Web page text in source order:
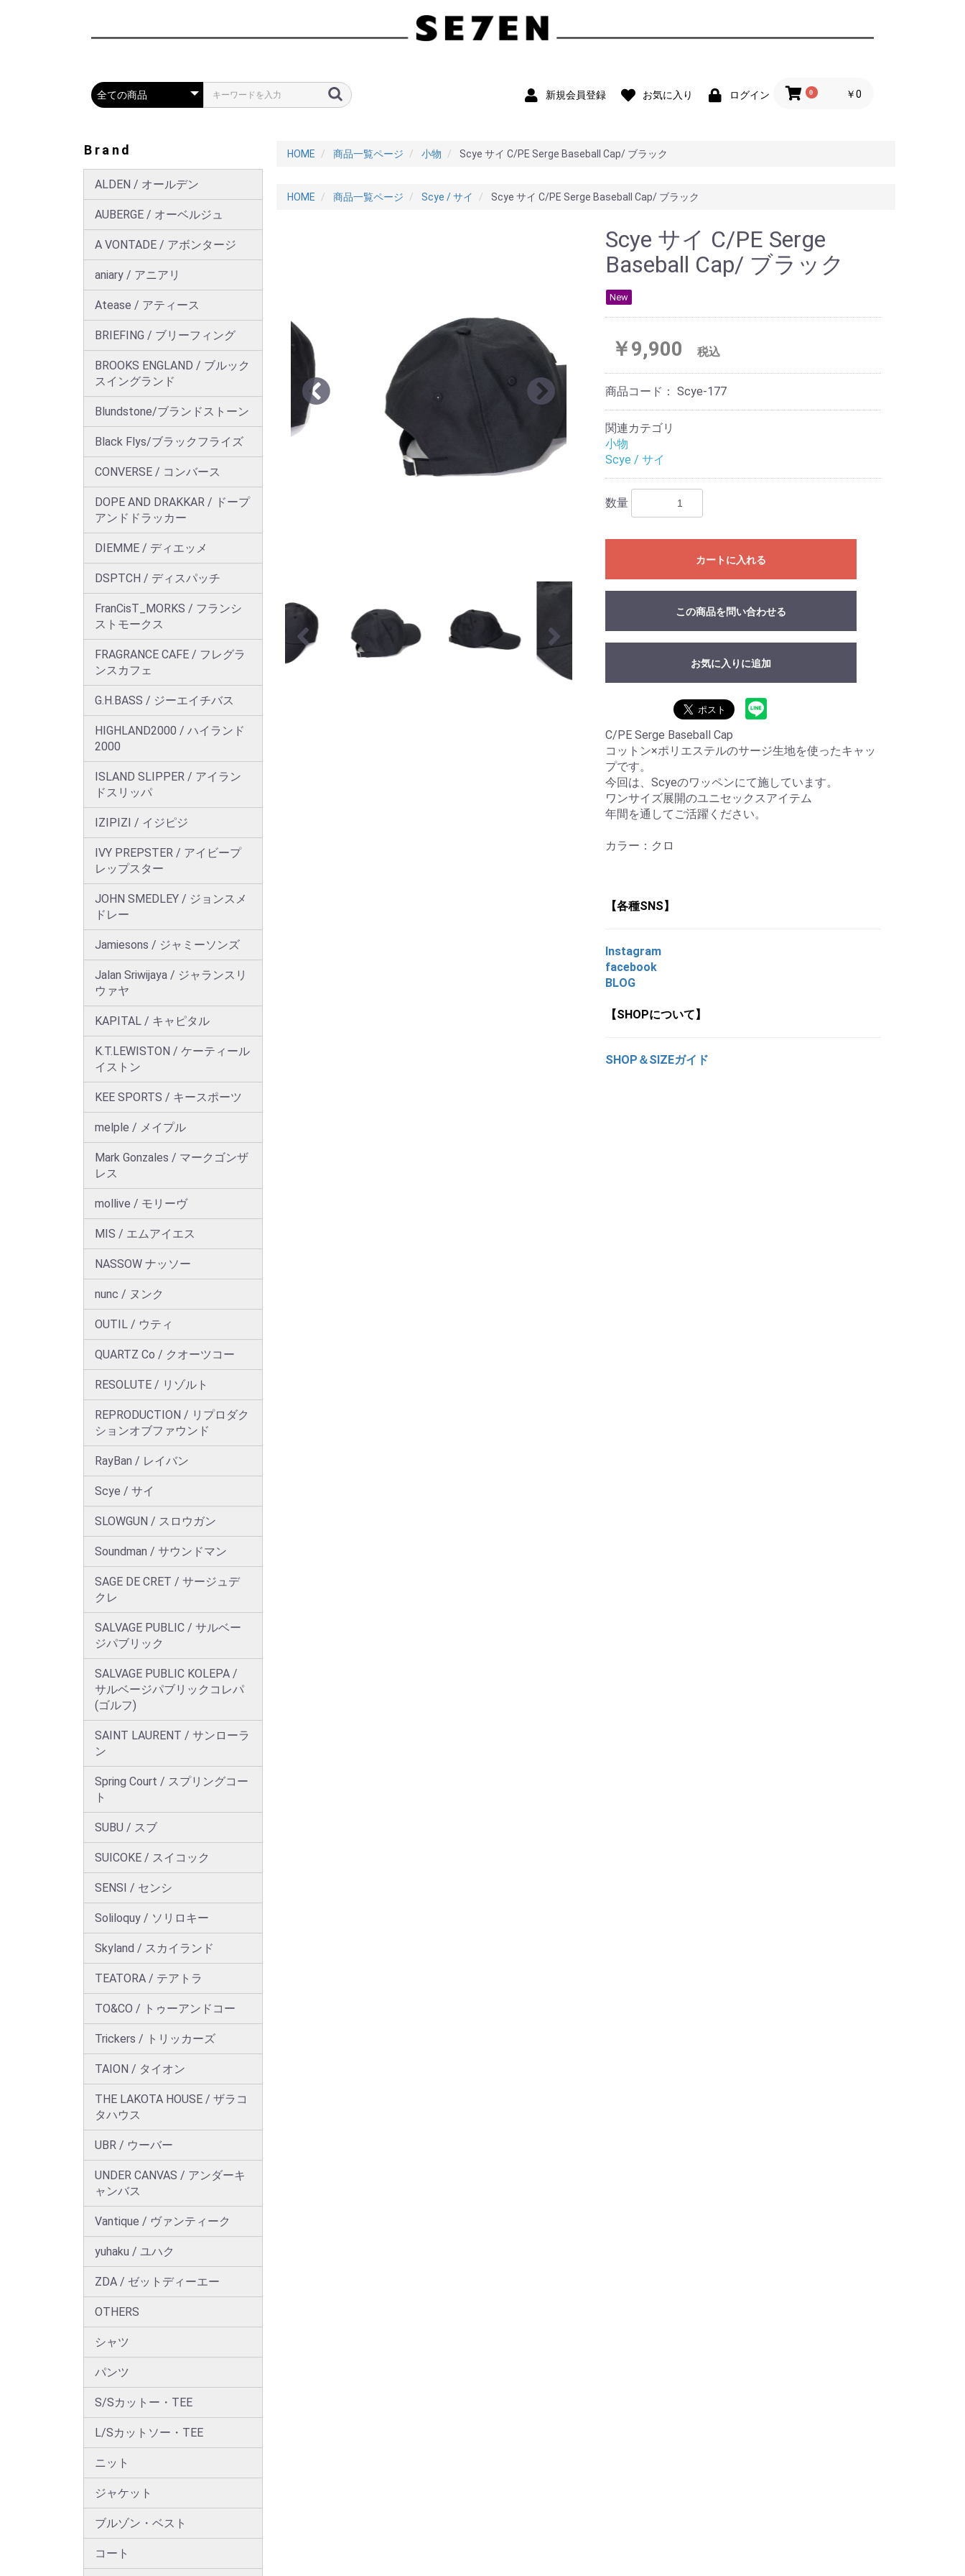
新規会員登録 お気に入り ログイン 0 ￥0
Brand
ALDEN / オールデン
AUBERGE / オーベルジュ
A VONTADE / アボンタージ
aniary / アニアリ
Atease / アティース
BRIEFING / ブリーフィング
BROOKS ENGLAND / ブルック
スイングランド
Blundstone/ブランドストーン
Black Flys/ブラックフライズ
CONVERSE / コンバース
DOPE AND DRAKKAR / ドープ
アンドドラッカー
DIEMME / ディエッメ
DSPTCH / ディスパッチ
FranCisT_MORKS / フランシ
ストモークス
FRAGRANCE CAFE / フレグラ
ンスカフェ
G.H.BASS / ジーエイチバス
HIGHLAND2000 / ハイランド
2000
ISLAND SLIPPER / アイラン
ドスリッパ
IZIPIZI / イジピジ
IVY PREPSTER / アイビープ
レップスター
JOHN SMEDLEY / ジョンスメ
ドレー
Jamiesons / ジャミーソンズ
Jalan Sriwijaya / ジャランスリ
ウァヤ
KAPITAL / キャピタル
K.T.LEWISTON / ケーティール
イストン
KEE SPORTS / キースポーツ
melple / メイプル
Mark Gonzales / マークゴンザ
レス
mollive / モリーヴ
MIS / エムアイエス
NASSOW ナッソー
nunc / ヌンク
OUTIL / ウティ
QUARTZ Co / クオーツコー
RESOLUTE / リゾルト
REPRODUCTION / リプロダク
ションオブファウンド
RayBan / レイバン
Scye / サイ
SLOWGUN / スロウガン
Soundman / サウンドマン
SAGE DE CRET / サージュデ
クレ
SALVAGE PUBLIC / サルベー
ジパブリック
SALVAGE PUBLIC KOLEPA /
サルベージパブリックコレパ
(ゴルフ)
SAINT LAURENT / サンローラ
ン
Spring Court / スプリングコー
ト
SUBU / スブ
SUICOKE / スイコック
SENSI / センシ
Soliloquy / ソリロキー
Skyland / スカイランド
TEATORA / テアトラ
TO&CO / トゥーアンドコー
Trickers / トリッカーズ
TAION / タイオン
THE LAKOTA HOUSE / ザラコ
タハウス
UBR / ウーバー
UNDER CANVAS / アンダーキ
ャンバス
Vantique / ヴァンティーク
yuhaku / ユハク
ZDA / ゼットディーエー
OTHERS
シャツ
パンツ
S/Sカットー・TEE
L/Sカットソー・TEE
ニット
ジャケット
ブルゾン・ベスト
コート
HOME 商品一覧ページ 小物 Scye サイ C/PE Serge Baseball Cap/ ブラック
HOME 商品一覧ページ Scye / サイ Scye サイ C/PE Serge Baseball Cap/ ブラック
Scye サイ C/PE Serge
Baseball Cap/ ブラック
New
￥9,900 税込
商品コード： Scye-177
関連カテゴリ
小物
Scye / サイ
数量
カートに入れる
この商品を問い合わせる
お気に入りに追加
C/PE Serge Baseball Cap
コットン×ポリエステルのサージ生地を使ったキャッ
プです。
今回は、Scyeのワッペンにて施しています。
ワンサイズ展開のユニセックスアイテム
年間を通してご活躍ください。
カラー：クロ
【各種SNS】
Instagram
facebook
BLOG
【SHOPについて】
SHOP＆SIZEガイド